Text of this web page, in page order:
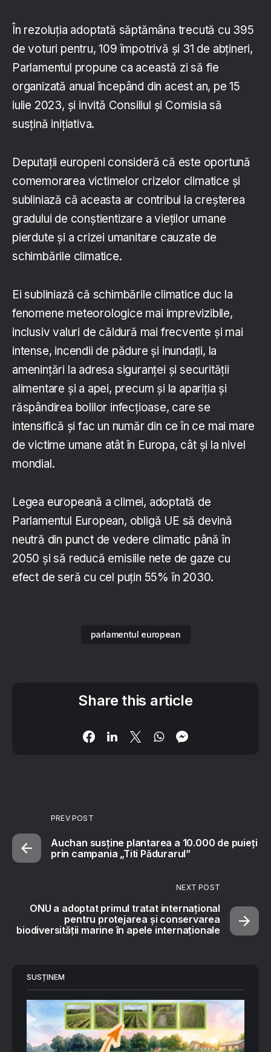
În rezoluția adoptată săptămâna trecută cu 395
de voturi pentru, 109 împotrivă și 31 de abțineri,
Parlamentul propune ca această zi să fie
organizată anual începând din acest an, pe 15
iulie 2023, și invită Consiliul și Comisia să
susțină inițiativa.
Deputații europeni consideră că este oportună
comemorarea victimelor crizelor climatice și
subliniază că aceasta ar contribui la creșterea
gradului de conștientizare a vieților umane
pierdute și a crizei umanitare cauzate de
schimbările climatice.
Ei subliniază că schimbările climatice duc la
fenomene meteorologice mai imprevizibile,
inclusiv valuri de căldură mai frecvente și mai
intense, incendii de pădure și inundații, la
amenințări la adresa siguranței și securității
alimentare și a apei, precum și la apariția și
răspândirea bolilor infecțioase, care se
intensifică și fac un număr din ce în ce mai mare
de victime umane atât în Europa, cât și la nivel
mondial.
Legea europeană a climei, adoptată de
Parlamentul European, obligă UE să devină
neutră din punct de vedere climatic până în
2050 și să reducă emisiile nete de gaze cu
efect de seră cu cel puțin 55% în 2030.
parlamentul european
Share this article
PREV POST
Auchan susține plantarea a 10.000 de puieți
prin campania „Titi Pădurarul”
NEXT POST
ONU a adoptat primul tratat internaţional
pentru protejarea şi conservarea
biodiversităţii marine în apele internaţionale
SUSȚINEM